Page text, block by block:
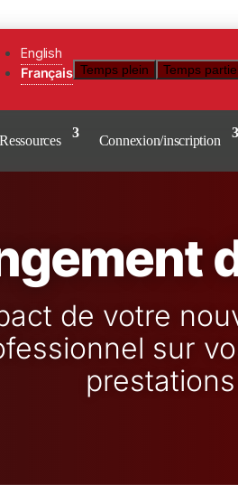
English
Français Temps plein Temps partiel
Ressources Connexion/inscription
de votre
sur
prestations